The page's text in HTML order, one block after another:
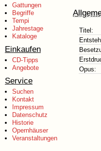
Gattungen
Begriffe
Tempi
Jahrestage
Kataloge
Einkaufen
CD-Tipps
Angebote
Service
Suchen
Kontakt
Impressum
Datenschutz
Historie
Opernhäuser
Veranstaltungen
Titel:
Opus: